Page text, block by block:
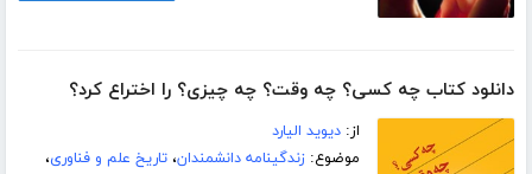
دانلود کتاب چه‌ کسی؟ چه‌‌‌‌ وقت؟ چه‌ چیزی؟ را اختراع کرد؟
از:دیوید الیارد
موضوع:زندگینامه دانشمندان،تاریخ علم و فناوری،